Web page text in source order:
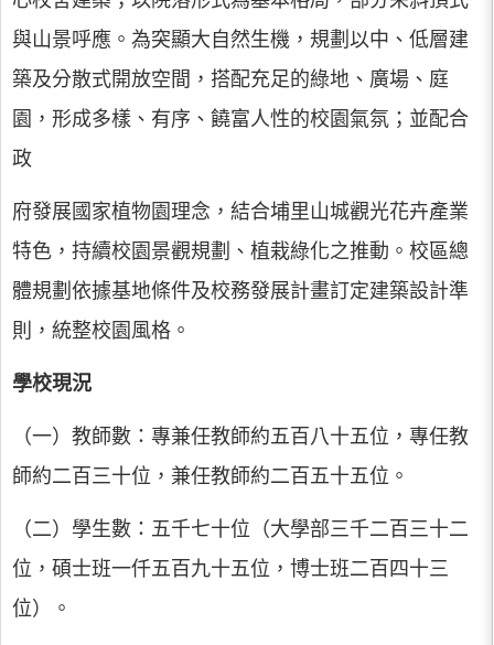
與山景呼應。為突顯大自然生機，規劃以中、低層建
築及分散式開放空間，搭配充足的綠地、廣場、庭
園，形成多樣、有序、饒富人性的校園氣氛；並配合
政
府發展國家植物園理念，結合埔里山城觀光花卉產業
特色，持續校園景觀規劃、植栽綠化之推動。校區總
體規劃依據基地條件及校務發展計畫訂定建築設計準
則，統整校園風格。
學校現況
（一）教師數：專兼任教師約五百八十五位，專任教
師約二百三十位，兼任教師約二百五十五位。
（二）學生數：五千七十位（大學部三千二百三十二
位，碩士班一仟五百九十五位，博士班二百四十三
位）。